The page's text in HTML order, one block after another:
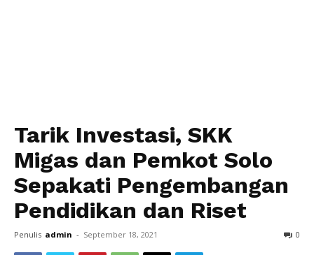
Tarik Investasi, SKK
Migas dan Pemkot Solo
Sepakati Pengembangan
Pendidikan dan Riset
Penulis admin - September 18, 2021 0